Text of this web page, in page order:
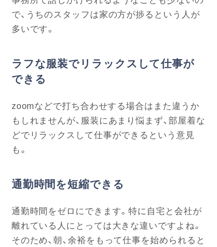
で、うちのスタッフは家の方が捗るという人が
多いです。
ラフな服装でリラックスして仕事が
できる
zoomなどで打ち合わせする場合はまた違うか
もしれませんが、服装にあまり悩まず、部屋着な
どでリラックスして仕事ができるという意見
も。
通勤時間を短縮できる
通勤時間をゼロにできます。特に自宅と会社が
離れている人にとっては大きな違いですよね。
そのため、朝、余裕をもって仕事を始められると